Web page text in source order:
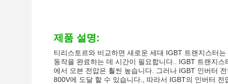
제품 설명:
티리스토르와 비교하면 새로운 세대 IGBT 트랜지스터
동작을 완료하는 데 시간이 필요합니다.. IGBT 트랜지
에서 오븐 전압은 훨씬 높습니다. 그러나 IGBT 인버터
800V에 도달 할 수 있습니다., 따라서 IGBT의 인버터